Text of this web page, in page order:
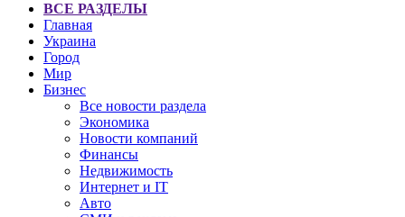
ВСЕ РАЗДЕЛЫ
Главная
Украина
Город
Мир
Бизнес
Все новости раздела
Экономика
Новости компаний
Финансы
Недвижимость
Интернет и IT
Авто